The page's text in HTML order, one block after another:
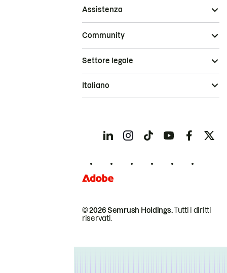
Assistenza
Community
© 2026 Semrush Holdings.Tutti i diritti
riservati.
Settore legale
Italiano